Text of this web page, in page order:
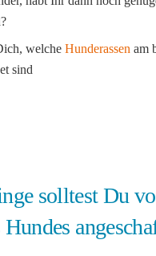
welche Hunderassen am
sind
solltest Du